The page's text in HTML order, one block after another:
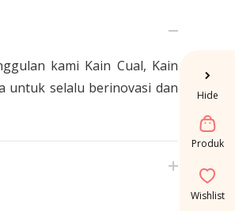
Hide
Produk
Wishlist
kami Kain Cual, Kain
untuk selalu berinovasi dan